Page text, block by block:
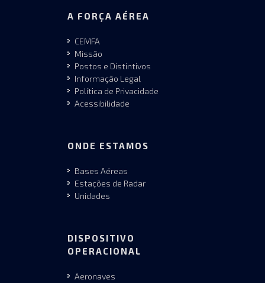
A FORÇA AÉREA
CEMFA
Missão
Postos e Distintivos
Informação Legal
Política de Privacidade
Acessibilidade
ONDE ESTAMOS
Bases Aéreas
Estações de Radar
Unidades
DISPOSITIVO
OPERACIONAL
Aeronaves